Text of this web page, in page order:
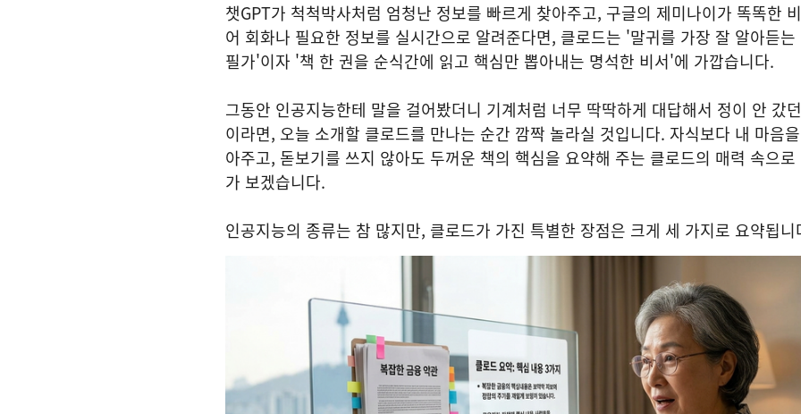
챗GPT가 척척박사처럼 엄청난 정보를 빠르게 찾아주고, 구글의 제미나이가 똑똑한
어 회화나 필요한 정보를 실시간으로 알려준다면, 클로드는 '말귀를 가장 잘 알아듣
필가'이자 '책 한 권을 순식간에 읽고 핵심만 뽑아내는 명석한 비서'에 가깝습니다.
그동안 인공지능한테 말을 걸어봤더니 기계처럼 너무 딱딱하게 대답해서 정이 안 갔
이라면, 오늘 소개할 클로드를 만나는 순간 깜짝 놀라실 것입니다. 자식보다 내 마음
아주고, 돋보기를 쓰지 않아도 두꺼운 책의 핵심을 요약해 주는 클로드의 매력 속으
가 보겠습니다.
인공지능의 종류는 참 많지만, 클로드가 가진 특별한 장점은 크게 세 가지로 요약됩니